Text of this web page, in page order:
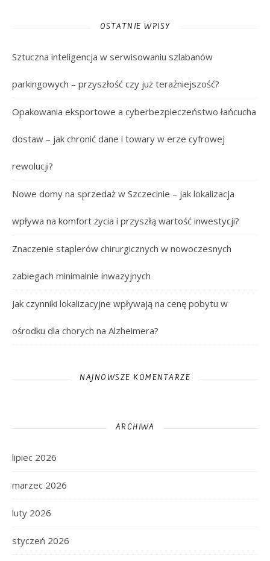
OSTATNIE WPISY
Sztuczna inteligencja w serwisowaniu szlabanów
parkingowych – przyszłość czy już teraźniejszość?
Opakowania eksportowe a cyberbezpieczeństwo łańcucha
dostaw – jak chronić dane i towary w erze cyfrowej
rewolucji?
Nowe domy na sprzedaż w Szczecinie – jak lokalizacja
wpływa na komfort życia i przyszłą wartość inwestycji?
Znaczenie staplerów chirurgicznych w nowoczesnych
zabiegach minimalnie inwazyjnych
Jak czynniki lokalizacyjne wpływają na cenę pobytu w
ośrodku dla chorych na Alzheimera?
NAJNOWSZE KOMENTARZE
ARCHIWA
lipiec 2026
marzec 2026
luty 2026
styczeń 2026